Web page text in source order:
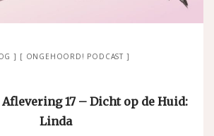
ONGEHOORD! PODCAST
17 – Dicht op de Huid:
Linda